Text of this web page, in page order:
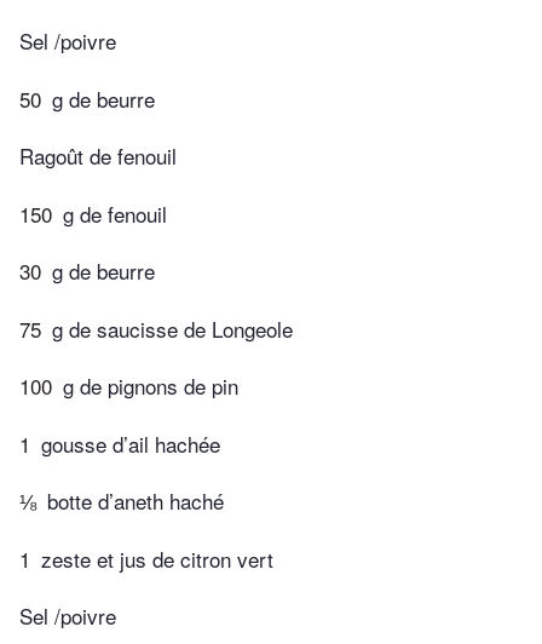
Sel /poivre
50 g de beurre
Ragoût de fenouil
150 g de fenouil
30 g de beurre
75 g de saucisse de Longeole
100 g de pignons de pin
1 gousse d’ail hachée
⅛ botte d’aneth haché
1 zeste et jus de citron vert
Sel /poivre